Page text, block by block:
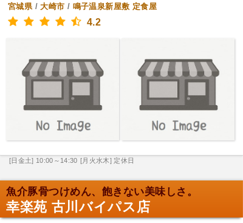
宮城県/大崎市 / 鳴子温泉新屋敷 定食屋
4.2
[日金土] 10:00～14:30 [月火水木] 定休日
魚介豚骨つけめん、飽きない美味しさ。
幸楽苑 古川バイパス店